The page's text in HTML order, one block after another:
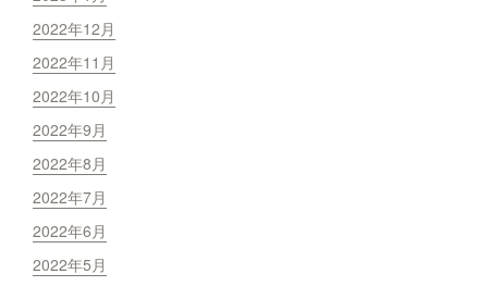
2022年12月
2022年11月
2022年10月
2022年9月
2022年8月
2022年7月
2022年6月
2022年5月